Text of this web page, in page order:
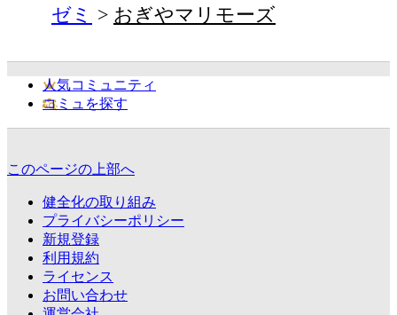
ゼミ
おぎやマリモーズ
人気コミュニティ
コミュを探す
このページの上部へ
健全化の取り組み
プライバシーポリシー
新規登録
利用規約
ライセンス
お問い合わせ